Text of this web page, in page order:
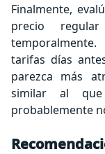
Finalmente,
precio
tarifas días
parezca más
similar al que
probablemente